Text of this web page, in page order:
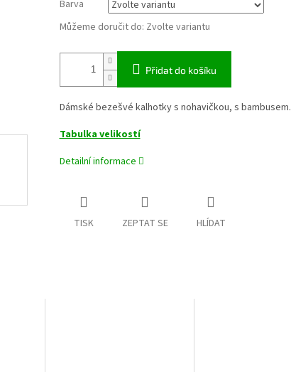
Barva
Můžeme doručit do: Zvolte variantu
Přidat do košíku
Dámské bezešvé kalhotky s nohavičkou, s bambusem.
Tabulka velikostí
Detailní informace
TISK ZEPTAT SE HLÍDAT